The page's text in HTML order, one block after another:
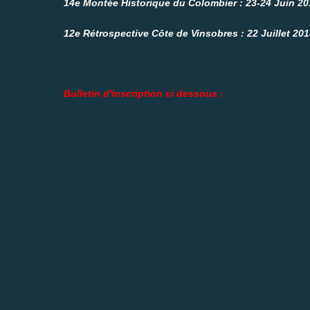
14e Montée Historique du Colombier : 23-24 Juin
12e Rétrospective Côte de Vinsobres : 22 Juillet
Bulletin d'inscription ci dessous :